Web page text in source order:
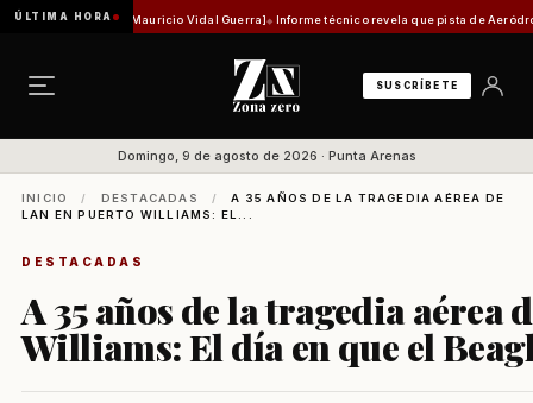
ÚLTIMA HORA
[Por Mauricio Vidal Guerra] Informe técnico revela que pista de Aeródromo de
SUSCRÍBETE
Domingo, 9 de agosto de 2026 · Punta Arenas
INICIO / DESTACADAS /
A 35 AÑOS DE LA TRAGEDIA AÉREA DE
LAN EN PUERTO WILLIAMS: EL...
DESTACADAS
A 35 años de la tragedia aérea
Williams: El día en que el